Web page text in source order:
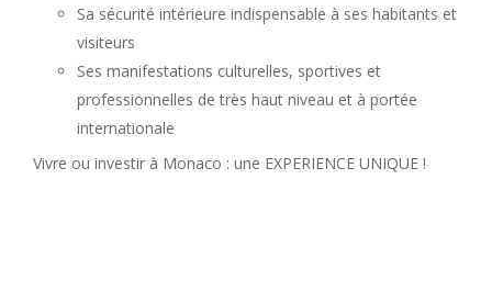
Sa sécurité intérieure indispensable à ses habitants et
visiteurs
Ses manifestations culturelles, sportives et
professionnelles de très haut niveau et à portée
internationale
Vivre ou investir à Monaco : une EXPERIENCE UNIQUE !